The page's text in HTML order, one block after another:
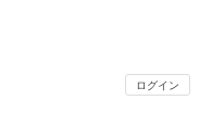
ログイン